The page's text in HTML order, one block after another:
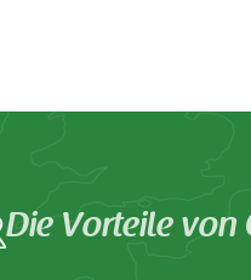
Die Vorteile von